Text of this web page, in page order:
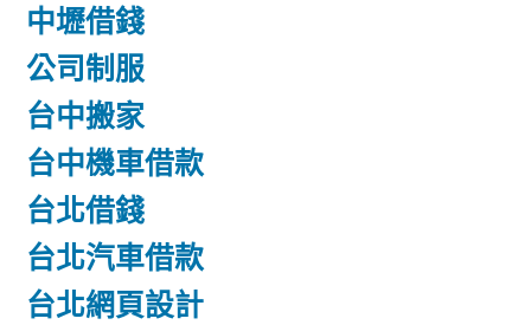
中壢借錢
公司制服
台中搬家
台中機車借款
台北借錢
台北汽車借款
台北網頁設計